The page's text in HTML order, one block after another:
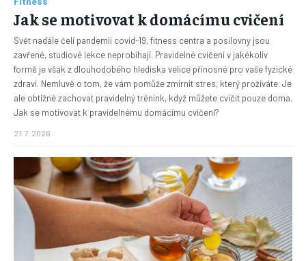
Jak se motivovat k domácímu cvičení
Svět nadále čelí pandemii covid-19, fitness centra a posilovny jsou
zavřené, studiové lekce neprobíhají. Pravidelné cvičení v jakékoliv
formě je však z dlouhodobého hlediska velice přínosné pro vaše fyzické
zdraví. Nemluvě o tom, že vám pomůže zmírnit stres, který prožíváte. Je
ale obtížné zachovat pravidelný trénink, když můžete cvičit pouze doma.
Jak se motivovat k pravidelnému domácímu cvičení?
21. 7. 2026